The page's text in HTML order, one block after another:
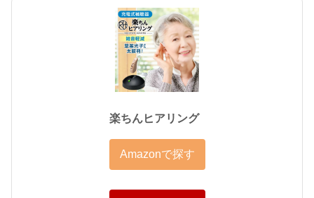
楽ちんヒアリング
Amazonで探す